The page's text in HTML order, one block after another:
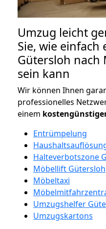
Umzug leicht
Sie, wie einfach
Gütersloh nach
sein kann
Wir können Ihnen
professionelles
einem
Entrümpelung
Halteverbotszone
Möbellift Gütersloh
Möbeltaxi
Umzugshelfer
Umzugskartons